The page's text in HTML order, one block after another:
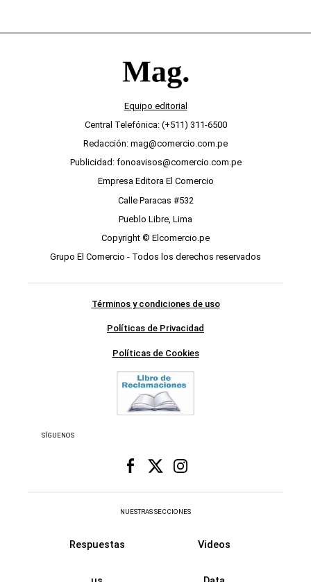
Equipo editorial
Central Telefónica: (+511) 311-6500
Redacción: mag@comercio.com.pe
Publicidad: fonoavisos@comercio.com.pe
Empresa Editora El Comercio
Calle Paracas #532
Pueblo Libre, Lima
Copyright © Elcomercio.pe
Grupo El Comercio - Todos los derechos reservados
Términos y condiciones de uso
Políticas de Privacidad
Políticas de Cookies
SÍGUENOS
NUESTRAS SECCIONES
Respuestas Videos